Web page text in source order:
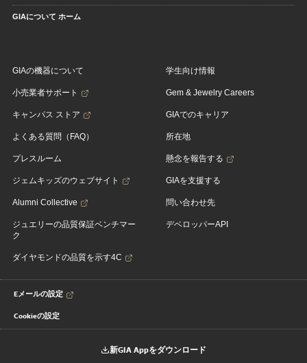
GIAについて ホーム
GIAの機器について
小売業者サポート
キャンパス ストア
よくある質問（FAQ）
プレスルーム
ジェムキッズのウェブサイト
Alumni Collective
ジュエリーの品質保証ベンチマー
ク
ダイヤモンドの品質を示す4C
学生向け情報
Gem & Jewelry Careers
GIAでのキャリア
所在地
懸念を報告する
GIAを支援する
問い合わせ先
デベロッパーAPI
Eメールの設定
Cookieの設定
新GIA Appをダウンロード